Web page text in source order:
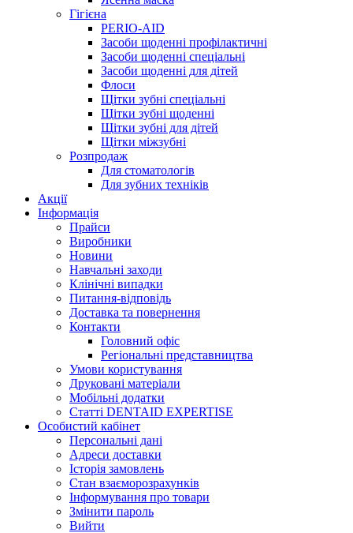
Гігієна
PERIO-AID
Засоби щоденні профілактичні
Засоби щоденні спеціальні
Засоби щоденні для дітей
Флоси
Щітки зубні спеціальні
Щітки зубні щоденні
Щітки зубні для дітей
Щітки міжзубні
Розпродаж
Для стоматологів
Для зубних техніків
Акції
Інформація
Прайси
Виробники
Новини
Навчальні заходи
Клінічні випадки
Питання-відповідь
Доставка та повернення
Контакти
Головний офіс
Регіональні представництва
Умови користування
Друковані матеріали
Мобільні додатки
Статті DENTAID EXPERTISE
Особистий кабінет
Персональні дані
Адреси доставки
Історія замовлень
Стан взаєморозрахунків
Інформування про товари
Змінити пароль
Вийти